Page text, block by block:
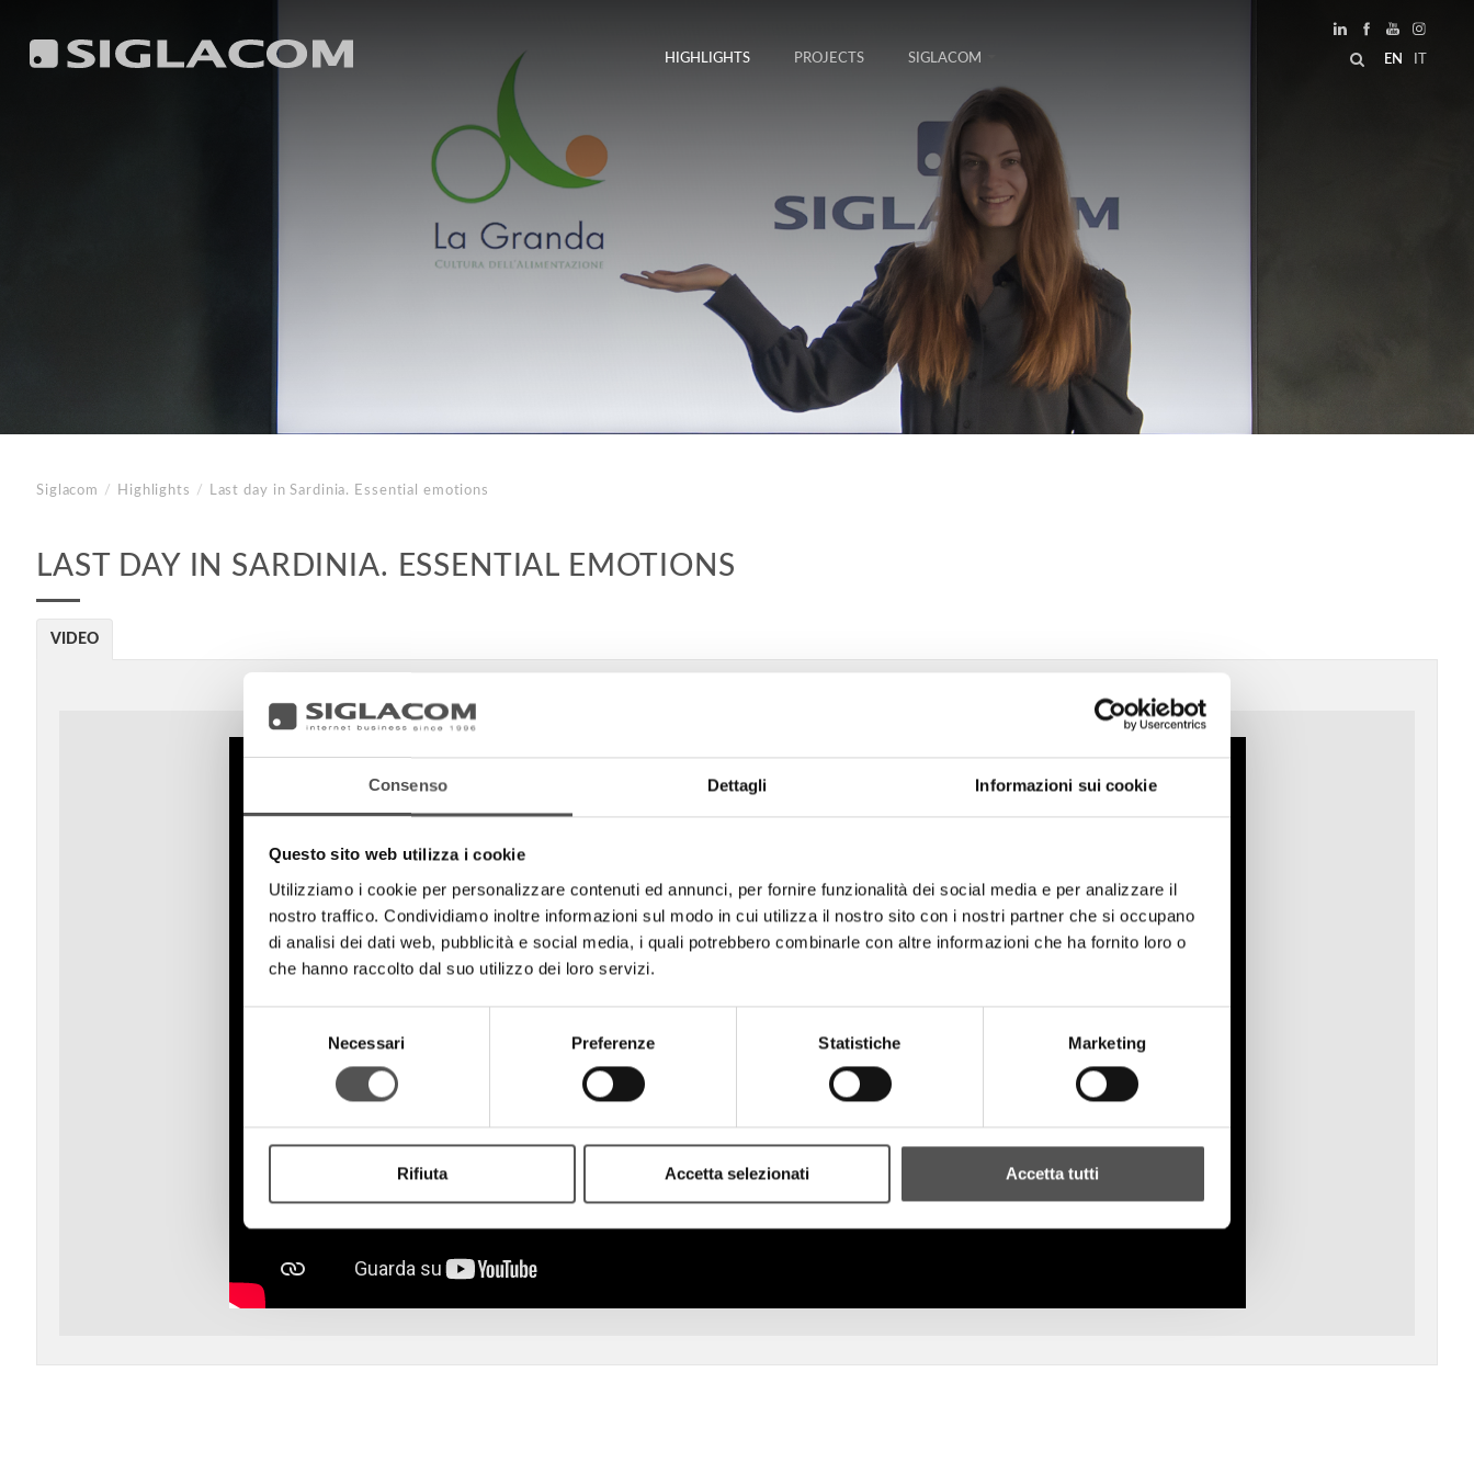
Consenso Dettagli Informazioni sui cookie
Questo sito web utilizza i cookie
Utilizziamo i cookie per personalizzare contenuti ed annunci, per fornire funzionalità dei social media e per analizzare il
nostro traffico. Condividiamo inoltre informazioni sul modo in cui utilizza il nostro sito con i nostri partner che si occupano
di analisi dei dati web, pubblicità e social media, i quali potrebbero combinarle con altre informazioni che ha fornito loro o
che hanno raccolto dal suo utilizzo dei loro servizi.
Necessari Preferenze Statistiche Marketing
Rifiuta Accetta selezionati Accetta tutti
EN
HIGHLIGHTS PROJECTS SIGLACOM
Siglacom / Highlights / Last day in Sardinia. Essential emotions
LAST DAY IN SARDINIA. ESSENTIAL EMOTIONS
VIDEO